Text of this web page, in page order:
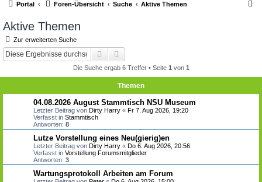
Portal Foren-Übersicht Suche Aktive Themen
Aktive Themen
Zur erweiterten Suche
Suche
Die Suche ergab 6 Treffer • Seite 1 von 1
Themen
04.08.2026 August Stammtisch NSU Museum
Letzter Beitrag von Dirty Harry « Fr 7. Aug 2026, 19:20
Verfasst in Stammtisch
Antworten: 8
Lutze Vorstellung eines Neu(gierig)en
Letzter Beitrag von Dirty Harry « Do 6. Aug 2026, 20:56
Verfasst in Vorstellung Forumsmitglieder
Antworten: 3
Wartungsprotokoll Arbeiten am Forum